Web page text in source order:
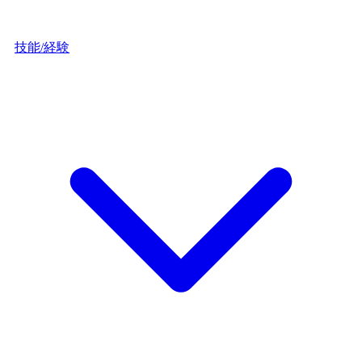
技能/経験